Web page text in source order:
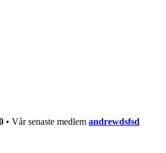
• Vår senaste medlem andrewdsfsd